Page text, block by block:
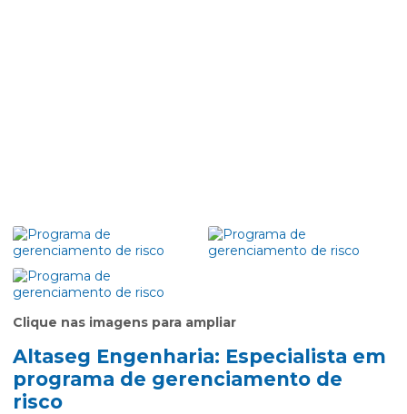
Clique nas imagens para ampliar
Altaseg Engenharia: Especialista em
programa de gerenciamento de
risco